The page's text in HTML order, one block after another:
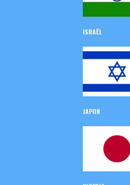
ISRAËL
JAPON